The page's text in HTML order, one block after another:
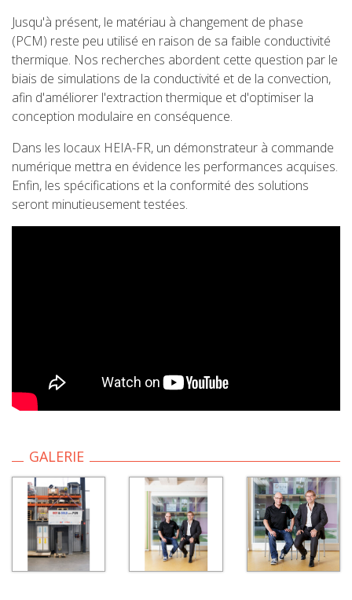
Jusqu'à présent, le matériau à changement de phase
(PCM) reste peu utilisé en raison de sa faible conductivité
thermique. Nos recherches abordent cette question par le
biais de simulations de la conductivité et de la convection,
afin d'améliorer l'extraction thermique et d'optimiser la
conception modulaire en conséquence.
Dans les locaux HEIA-FR, un démonstrateur à commande
numérique mettra en évidence les performances acquises.
Enfin, les spécifications et la conformité des solutions
seront minutieusement testées.
GALERIE